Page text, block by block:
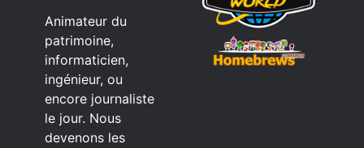
Animateur du
patrimoine,
informaticien,
ingénieur, ou
encore journaliste
le jour. Nous
devenons les